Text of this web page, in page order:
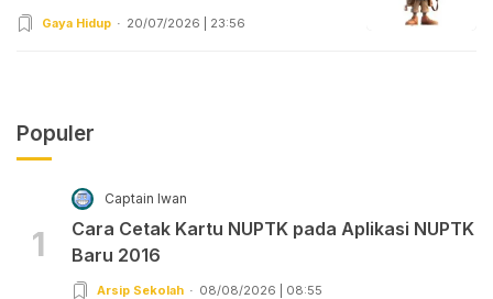
Gaya Hidup 20/07/2026 | 23:56
Populer
1
Captain Iwan
Cara Cetak Kartu NUPTK pada Aplikasi NUPTK
Baru 2016
Arsip Sekolah 08/08/2026 | 08:55